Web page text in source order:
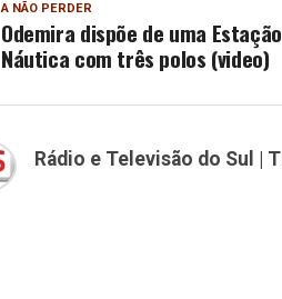
A NÃO PERDER
Odemira dispõe de uma Estação
Náutica com três polos (video)
Rádio e Televisão do Sul |